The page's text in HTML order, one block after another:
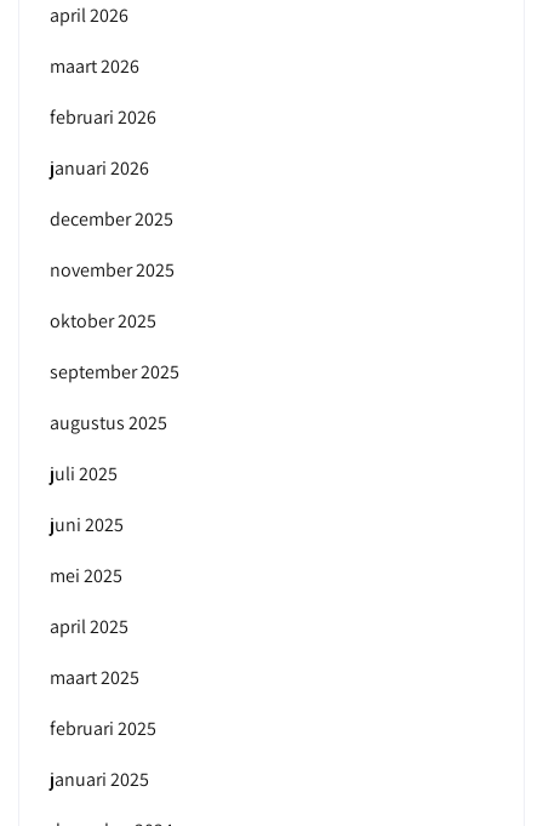
april 2026
maart 2026
februari 2026
januari 2026
december 2025
november 2025
oktober 2025
september 2025
augustus 2025
juli 2025
juni 2025
mei 2025
april 2025
maart 2025
februari 2025
januari 2025